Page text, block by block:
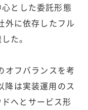
とした委託形態
外に依存したフル
た。
フバランスを考
降は実装運用のス
へとサービス形